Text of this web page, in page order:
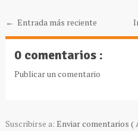
← Entrada más reciente
0 comentarios :
Publicar un comentario
Suscribirse a: Enviar comentarios (